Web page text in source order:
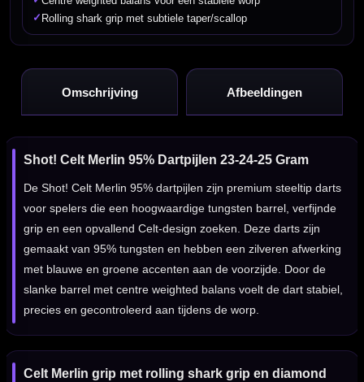
✓ Rolling shark grip met subtiele taper/scallop
Omschrijving Afbeeldingen
Shot! Celt Merlin 95% Dartpijlen 23-24-25 Gram
De Shot! Celt Merlin 95% dartpijlen zijn premium steeltip darts
voor spelers die een hoogwaardige tungsten barrel, verfijnde
grip en een opvallend Celt-design zoeken. Deze darts zijn
gemaakt van 95% tungsten en hebben een zilveren afwerking
met blauwe en groene accenten aan de voorzijde. Door de
slanke barrel met centre weighted balans voelt de dart stabiel,
precies en gecontroleerd aan tijdens de worp.
Celt Merlin grip met rolling shark grip en diamond